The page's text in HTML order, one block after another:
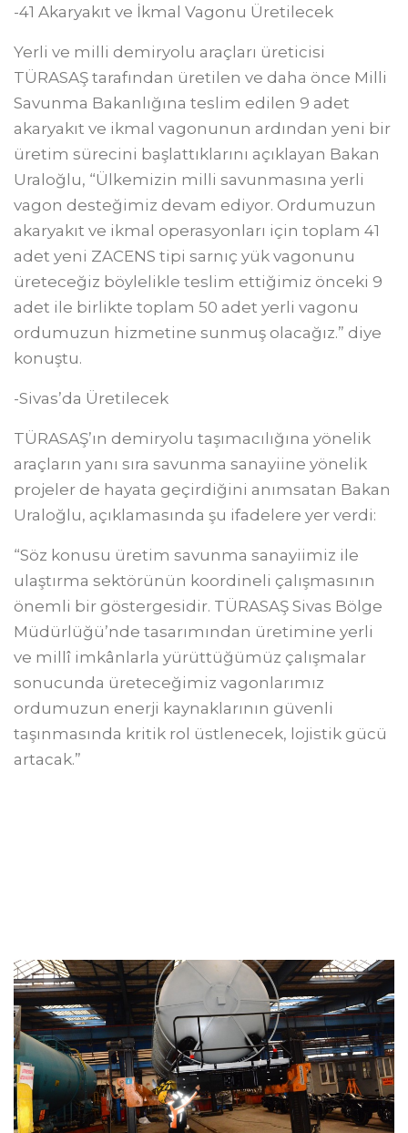
-41 Akaryakıt ve İkmal Vagonu Üretilecek
Yerli ve milli demiryolu araçları üreticisi
TÜRASAŞ tarafından üretilen ve daha önce Milli
Savunma Bakanlığına teslim edilen 9 adet
akaryakıt ve ikmal vagonunun ardından yeni bir
üretim sürecini başlattıklarını açıklayan Bakan
Uraloğlu, “Ülkemizin milli savunmasına yerli
vagon desteğimiz devam ediyor. Ordumuzun
akaryakıt ve ikmal operasyonları için toplam 41
adet yeni ZACENS tipi sarnıç yük vagonunu
üreteceğiz böylelikle teslim ettiğimiz önceki 9
adet ile birlikte toplam 50 adet yerli vagonu
ordumuzun hizmetine sunmuş olacağız.” diye
konuştu.
-Sivas’da Üretilecek
TÜRASAŞ’ın demiryolu taşımacılığına yönelik
araçların yanı sıra savunma sanayiine yönelik
projeler de hayata geçirdiğini anımsatan Bakan
Uraloğlu, açıklamasında şu ifadelere yer verdi:
“Söz konusu üretim savunma sanayiimiz ile
ulaştırma sektörünün koordineli çalışmasının
önemli bir göstergesidir. TÜRASAŞ Sivas Bölge
Müdürlüğü’nde tasarımından üretimine yerli
ve millî imkânlarla yürüttüğümüz çalışmalar
sonucunda üreteceğimiz vagonlarımız
ordumuzun enerji kaynaklarının güvenli
taşınmasında kritik rol üstlenecek, lojistik gücü
artacak.”